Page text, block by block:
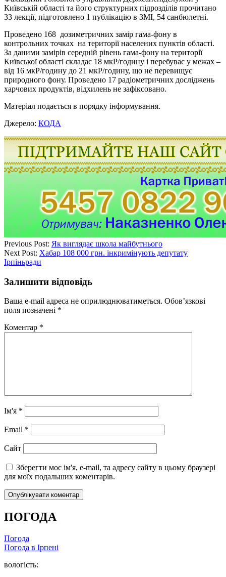
Київській області та його структурних підрозділів прочитано
33 лекції, підготовлено 1 публікацію в ЗМІ, 54 санбюлетні.
Проведено 168 дозиметричних замір гама-фону в
контрольних точках на території населених пунктів області.
За даними замірів середній рівень гама-фону на території
Київської області складає 18 мкР/годину і перебуває у межах –
від 16 мкР/годину до 21 мкР/годину, що не перевищує
природного фону. Проведено 17 радіометричних досліджень
харчових продуктів, відхилень не зафіксовано.
Матеріал подається в порядку інформування.
Джерело: КОДА
Previous Post: Як виглядає школа майбутнього
Next Post: Хабар 108 000 грн. інкримінують депутату
Ірпіньради
Залишити відповідь
Ваша e-mail адреса не оприлюднюватиметься. Обов’язкові
поля позначені *
Коментар *
Ім'я *
Email *
Сайт
Зберегти моє ім'я, e-mail, та адресу сайту в цьому браузері
для моїх подальших коментарів.
ПОГОДА
Погода
Погода в Ірпені
вологість: